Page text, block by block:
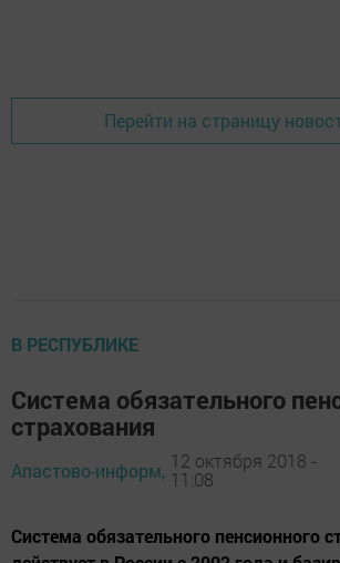
Перейти на страницу
В РЕСПУБЛИКЕ
Система обязательного
страхования
Апастово-информ, 12 октября 2018 -
11:08
Система обязательного пенсионного